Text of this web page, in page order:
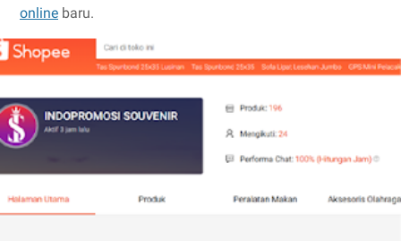
online baru.